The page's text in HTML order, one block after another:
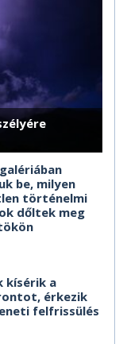
be, milyen
történelmi
dőltek meg
kísérik a
érkezik
felfrissülés